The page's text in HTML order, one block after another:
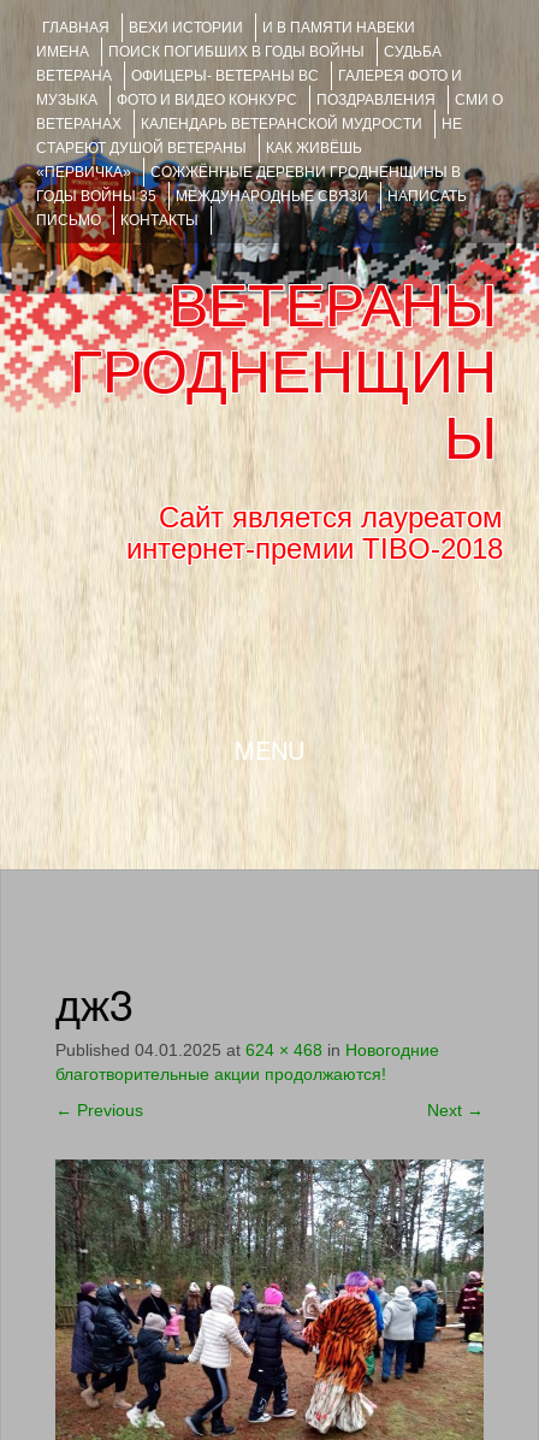
ГЛАВНАЯ ВЕХИ ИСТОРИИ
И В ПАМЯТИ НАВЕКИ
ИМЕНА
ПОИСК ПОГИБШИХ В ГОДЫ ВОЙНЫ
СУДЬБА
ВЕТЕРАНА
ОФИЦЕРЫ- ВЕТЕРАНЫ ВС
ГАЛЕРЕЯ ФОТО И
МУЗЫКА
ФОТО И ВИДЕО КОНКУРС ПОЗДРАВЛЕНИЯ
СМИ О
ВЕТЕРАНАХ
КАЛЕНДАРЬ ВЕТЕРАНСКОЙ МУДРОСТИ
НЕ
СТАРЕЮТ ДУШОЙ ВЕТЕРАНЫ
КАК ЖИВЁШЬ
«ПЕРВИЧКА»
СОЖЖЁННЫЕ ДЕРЕВНИ ГРОДНЕНЩИНЫ В
ГОДЫ ВОЙНЫ 35
МЕЖДУНАРОДНЫЕ СВЯЗИ
НАПИСАТЬ
ПИСЬМО
КОНТАКТЫ
ВЕТЕРАНЫ
ГРОДНЕНЩИН
Ы
Сайт является лауреатом
интернет-премии TIBO-2018
MENU
дж3
Published 04.01.2025 at 624 × 468 in Новогодние
благотворительные акции продолжаются!
← Previous Next →